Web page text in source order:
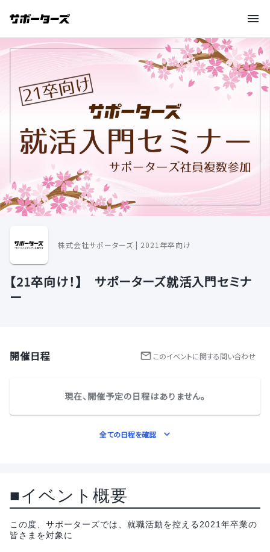
株式会社サポーターズ | 2021年卒向け
【21卒向け！】 サポーターズ就活入門セミナ
ー
開催日程 このイベントに関する問い合わせ
現在、開催予定の日程はありません。
全ての日程を確認
■イベント概要
この度、サポーターズでは、就職活動を控える2021年卒業の
皆さまを対象に